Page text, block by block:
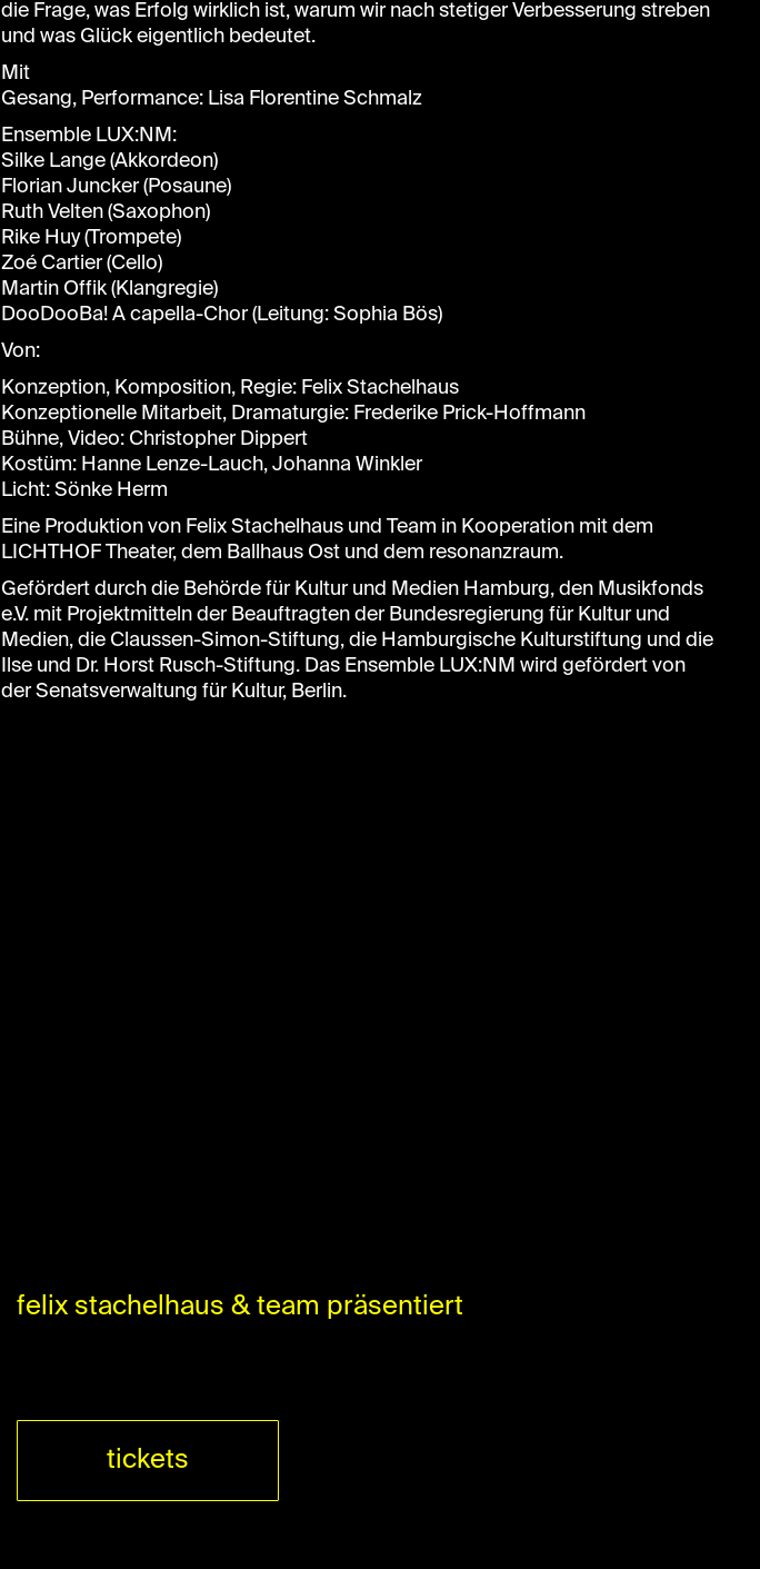
die Frage, was Erfolg wirklich ist, warum wir nach stetiger Verbesserung streben
und was Glück eigentlich bedeutet.
Mit
Gesang, Performance: Lisa Florentine Schmalz
Ensemble LUX:NM:
Silke Lange (Akkordeon)
Florian Juncker (Posaune)
Ruth Velten (Saxophon)
Rike Huy (Trompete)
Zoé Cartier (Cello)
Martin Offik (Klangregie)
DooDooBa! A capella-Chor (Leitung: Sophia Bös)
Von:
Konzeption, Komposition, Regie: Felix Stachelhaus
Konzeptionelle Mitarbeit, Dramaturgie: Frederike Prick-Hoffmann
Bühne, Video: Christopher Dippert
Kostüm: Hanne Lenze-Lauch, Johanna Winkler
Licht: Sönke Herm
Eine Produktion von Felix Stachelhaus und Team in Kooperation mit dem
LICHTHOF Theater, dem Ballhaus Ost und dem resonanzraum.
Gefördert durch die Behörde für Kultur und Medien Hamburg, den Musikfonds
e.V. mit Projektmitteln der Beauftragten der Bundesregierung für Kultur und
Medien, die Claussen-Simon-Stiftung, die Hamburgische Kulturstiftung und die
Ilse und Dr. Horst Rusch-Stiftung. Das Ensemble LUX:NM wird gefördert von
der Senatsverwaltung für Kultur, Berlin.
felix stachelhaus & team präsentiert
tickets